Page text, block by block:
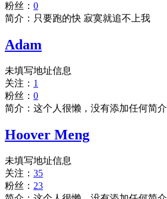
粉丝： 0
简介：只要跑的快 寂寞就追不上我
Adam
未填写地址信息
关注： 1
粉丝： 0
简介：这个人很懒，没有添加任何简介
Hoover Meng
未填写地址信息
关注： 35
粉丝： 23